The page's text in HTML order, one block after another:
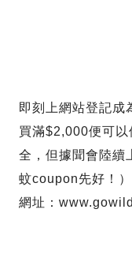
即刻上網站登記成
買滿$2,000便可以
全，但據聞會陸續
蚊coupon先好！）
網址：